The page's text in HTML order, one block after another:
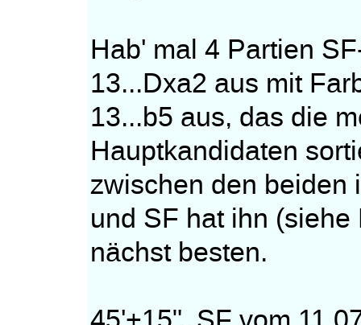
Hab' mal 4 Partien
13...Dxa2 aus mit
13...b5 aus, das die
Hauptkandidaten
zwischen den beiden
und SF hat ihn
nächst besten.